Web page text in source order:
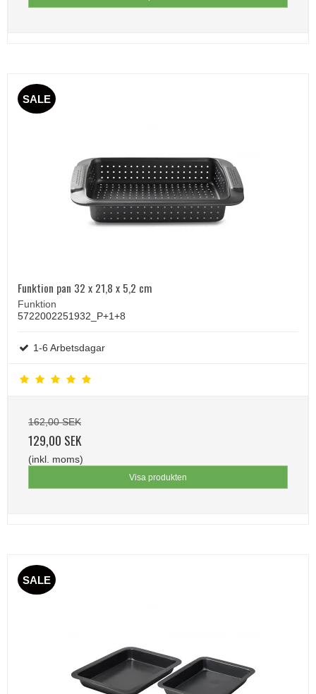
SALE
Funktion pan 32 x 21,8 x 5,2 cm
Funktion
5722002251932_P+1+8
1-6 Arbetsdagar
162,00 SEK
129,00 SEK
(inkl. moms)
Visa produkten
SALE